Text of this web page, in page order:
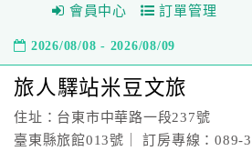
會員中心 訂單管理
2026/08/08 - 2026/08/09
旅人驛站米豆文旅
住址：台東市中華路一段237號
臺東縣旅館013號｜ 訂房專線：089-